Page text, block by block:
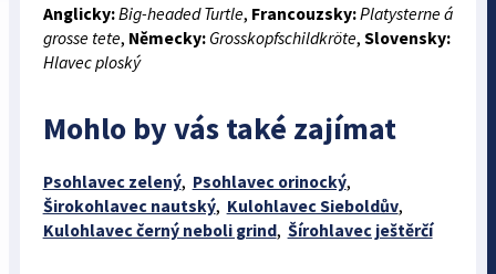
Anglicky:Big-headed Turtle, Francouzsky:Platysterne á
grosse tete, Německy: Grosskopfschildkröte, Slovensky:
Hlavec ploský
Mohlo by vás také zajímat
Psohlavec zelený, Psohlavec orinocký,
Širokohlavec nautský, Kulohlavec Sieboldův,
Kulohlavec černý neboli grind, Šírohlavec ještěrčí